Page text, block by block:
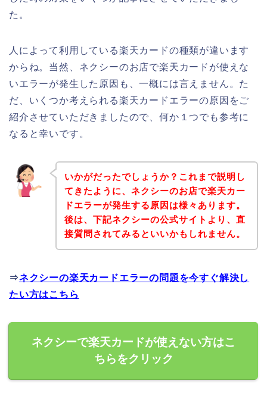
た。
人によって利用している楽天カードの種類が違います
からね。当然、ネクシーのお店で楽天カードが使えな
いエラーが発生した原因も、一概には言えません。た
だ、いくつか考えられる楽天カードエラーの原因をご
紹介させていただきましたので、何か１つでも参考に
なると幸いです。
いかがだったでしょうか？これまで説明し
てきたように、ネクシーのお店で楽天カー
ドエラーが発生する原因は様々あります。
後は、下記ネクシーの公式サイトより、直
接質問されてみるといいかもしれません。
⇒ネクシーの楽天カードエラーの問題を今すぐ解決し
たい方はこちら
ネクシーで楽天カードが使えない方はこ
ちらをクリック